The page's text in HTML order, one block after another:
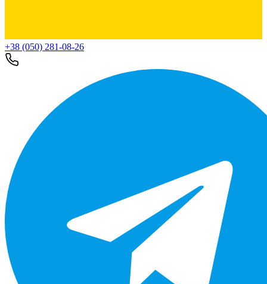
+38 (050) 281-08-26